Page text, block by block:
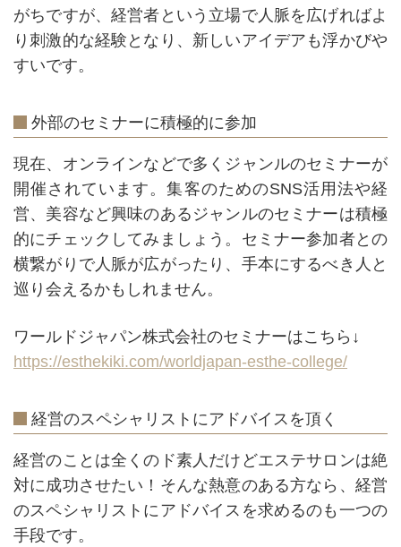
がちですが、経営者という立場で人脈を広げればよ
り刺激的な経験となり、新しいアイデアも浮かびや
すいです。
外部のセミナーに積極的に参加
現在、オンラインなどで多くジャンルのセミナーが
開催されています。集客のためのSNS活用法や経
営、美容など興味のあるジャンルのセミナーは積極
的にチェックしてみましょう。セミナー参加者との
横繋がりで人脈が広がったり、手本にするべき人と
巡り会えるかもしれません。
ワールドジャパン株式会社のセミナーはこちら↓
https://esthekiki.com/worldjapan-esthe-college/
経営のスペシャリストにアドバイスを頂く
経営のことは全くのド素人だけどエステサロンは絶
対に成功させたい！そんな熱意のある方なら、経営
のスペシャリストにアドバイスを求めるのも一つの
手段です。